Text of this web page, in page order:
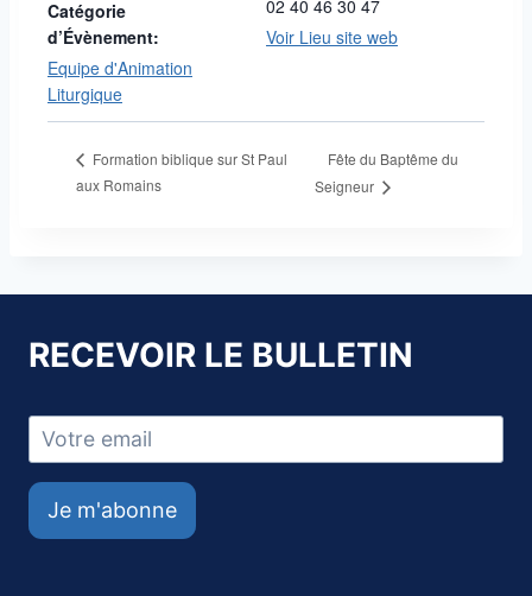
Catégorie
d’Évènement:
Equipe d'Animation
Liturgique
02 40 46 30 47
Voir Lieu site web
Formation biblique sur St Paul
aux Romains
Fête du Baptême du
Seigneur
RECEVOIR LE BULLETIN
Je m'abonne